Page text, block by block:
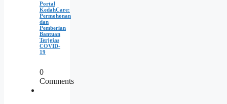
Portal
KedahCare:
Permohonan
dan
Pemberian
Bantuan
Terjejas
COVID-
19
0
Comments